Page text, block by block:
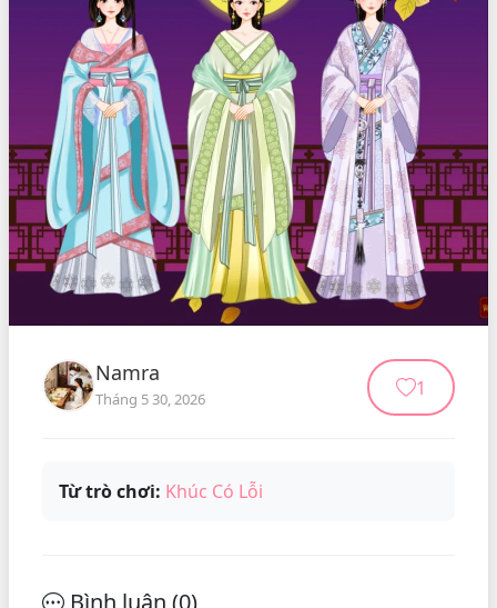
Namra
Tháng 5 30, 2026 1
Từ trò chơi: Khúc Có Lỗi